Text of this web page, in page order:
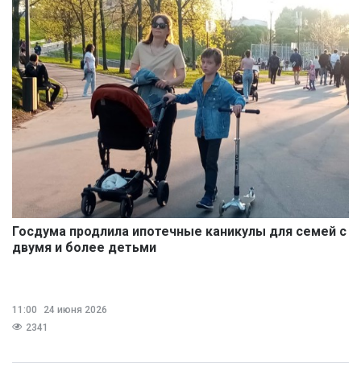
Госдума продлила ипотечные каникулы для семей с
двумя и более детьми
11:00
24 июня 2026
2341